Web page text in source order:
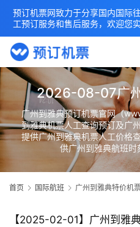
2026-08-07广
广州到雅典预订机票官网（
到雅典机票人工查询预订及广
提供广州到雅典机票人工价格
供广州到雅典航班
首页 国际航班 广州到雅典特价机
【2025-02-01】广州到雅
预订机票网致力于分享国内国际
工预订服务和售后服务，欢迎您